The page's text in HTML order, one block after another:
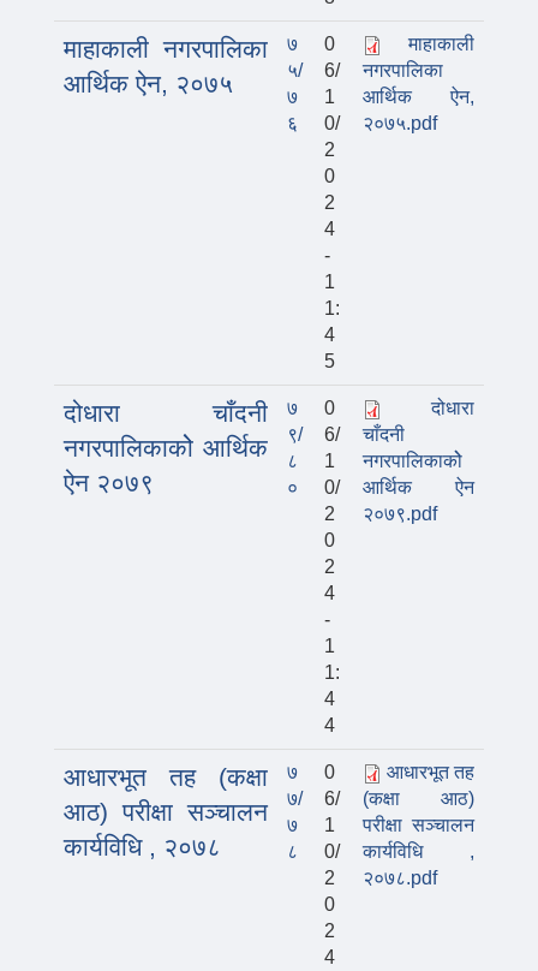
माहाकाली नगरपालिका
आर्थिक ऐन, २०७५
७
५/
७
६
0
6/
1
0/
2
0
2
4
-
1
1:
4
5
माहाकाली
नगरपालिका
आर्थिक ऐन,
२०७५.pdf
दोधारा चाँदनी
नगरपालिकाकोे आर्थिक
ऐन २०७९
७
९/
८
०
0
6/
1
0/
2
0
2
4
-
1
1:
4
4
दोधारा
चाँदनी
नगरपालिकाकोे
आर्थिक ऐन
२०७९.pdf
आधारभूत तह (कक्षा
आठ) परीक्षा सञ्चालन
कार्यविधि , २०७८
७
७/
७
८
0
6/
1
0/
2
0
2
4
आधारभूत तह
(कक्षा आठ)
परीक्षा सञ्चालन
कार्यविधि ,
२०७८.pdf